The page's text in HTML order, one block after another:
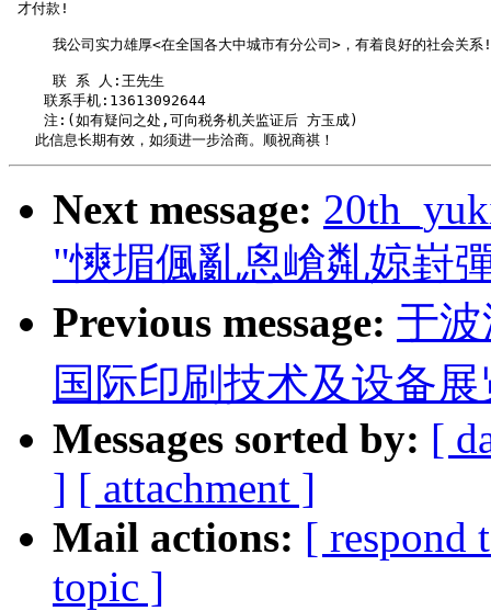
才付款!
     我公司实力雄厚<在全国各大中城市有分公司>，有着良好的社会关系!
     联 系 人:王先生
    联系手机:13613092644
    注:(如有疑问之处,可向税务机关监证后 方玉成)
Next message:
"慡堳偑亂恖嵢亃婛崶
Previous message: 于
国际印刷技术及设备
Messages sorted by: [
] [ attachment ]
Mail actions: [ respond
topic ]